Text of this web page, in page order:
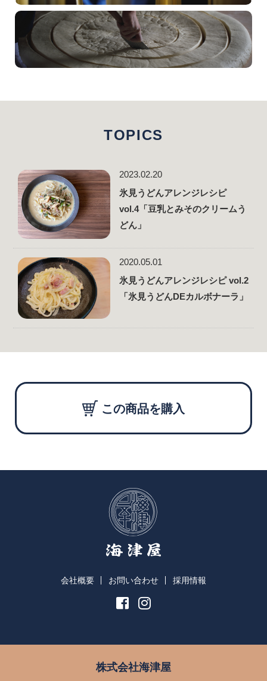
TOPICS
2023.02.20
氷見うどんアレンジレシピ
vol.4「豆乳とみそのクリームう
どん」
2020.05.01
氷見うどんアレンジレシピ vol.2
「氷見うどんDEカルボナーラ」
この商品を購入
会社概要 お問い合わせ 採用情報
株式会社海津屋